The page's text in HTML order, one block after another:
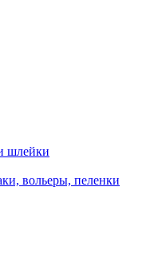
шлейки
вольеры, пеленки